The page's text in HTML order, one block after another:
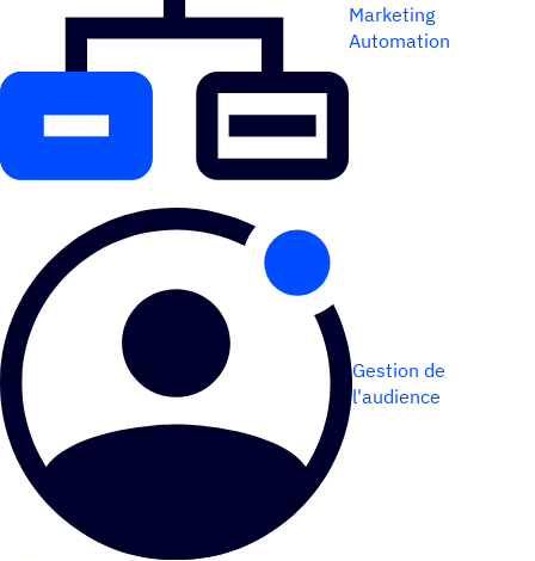
Marketing
Automation
Gestion de
l'audience